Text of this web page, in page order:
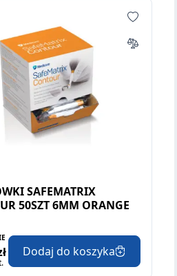
SAFEMATRIX
50SZT 6MM ORANGE
Dodaj do koszyka